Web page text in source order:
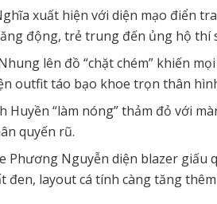
xuất hiện với diện mạo điển
động, trẻ trung đến ủng hộ thí
lên đồ “chặt chém” khiến
outfit táo bạo khoe trọn thân
Huyền “làm nóng” thảm đỏ với
quyến rũ.
Phương Nguyễn diện blazer giấu
đen, layout cá tính càng tăng